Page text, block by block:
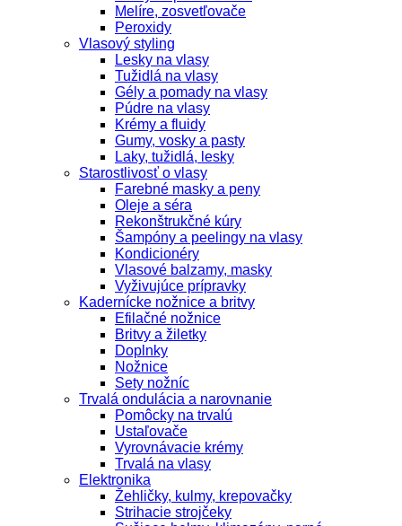
Melíre, zosvetľovače
Peroxidy
Vlasový styling
Lesky na vlasy
Tužidlá na vlasy
Gély a pomady na vlasy
Púdre na vlasy
Krémy a fluidy
Gumy, vosky a pasty
Laky, tužidlá, lesky
Starostlivosť o vlasy
Farebné masky a peny
Oleje a séra
Rekonštrukčné kúry
Šampóny a peelingy na vlasy
Kondicionéry
Vlasové balzamy, masky
Vyživujúce prípravky
Kadernícke nožnice a britvy
Efilačné nožnice
Britvy a žiletky
Doplnky
Nožnice
Sety nožníc
Trvalá ondulácia a narovnanie
Pomôcky na trvalú
Ustaľovače
Vyrovnávacie krémy
Trvalá na vlasy
Elektronika
Žehličky, kulmy, krepovačky
Strihacie strojčeky